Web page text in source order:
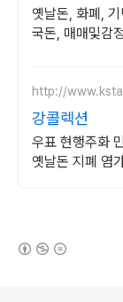
옛날돈, 화폐,
국돈, 매매및감
http://
강콜렉션
우표 현행주화
옛날돈 지폐 염